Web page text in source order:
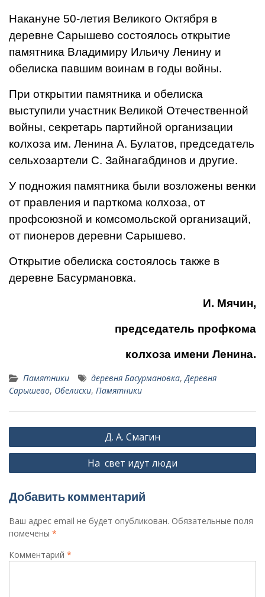
Накануне 50-летия Великого Октября в
деревне Сарышево состоялось открытие
памятника Владимиру Ильичу Ленину и
обелиска павшим воинам в годы войны.
При открытии памятника и обелиска
выступили участник Великой Отечественной
войны, секретарь партийной организации
колхоза им. Ленина А. Булатов, председатель
сельхозартели С. Зайнагабдинов и другие.
У подножия памятника были возложены венки
от правления и парткома колхоза, от
профсоюзной и комсомольской организаций,
от пионеров деревни Сарышево.
Открытие обелиска состоялось также в
деревне Басурмановка.
И. Мячин,
председатель профкома
колхоза имени Ленина.
Памятники деревня Басурмановка,Деревня
Сарышево, Обелиски, Памятники
Навигация
по
Д. А. Смагин
На свет идут люди
Добавить комментарий
Ваш адрес email не будет опубликован. Обязательные поля
помечены *
Комментарий *